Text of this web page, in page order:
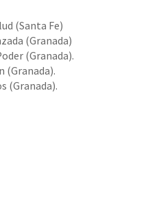
(Santa Fe)
(Granada)
(Granada).
(Granada).
(Granada).